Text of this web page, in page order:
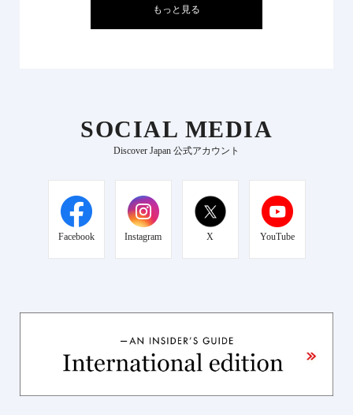
もっと見る
SOCIAL MEDIA
Discover Japan 公式アカウント
Facebook Instagram X YouTube